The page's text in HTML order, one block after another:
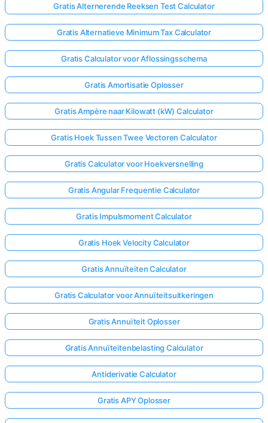
Gratis Alternerende Reeksen Test Calculator
Gratis Alternatieve Minimum Tax Calculator
Gratis Calculator voor Aflossingsschema
Gratis Amortisatie Oplosser
Gratis Ampère naar Kilowatt (kW) Calculator
Gratis Hoek Tussen Twee Vectoren Calculator
Gratis Calculator voor Hoekversnelling
Gratis Angular Frequentie Calculator
Gratis Impulsmoment Calculator
Gratis Hoek Velocity Calculator
Gratis Annuïteiten Calculator
Gratis Calculator voor Annuïteitsuitkeringen
Gratis Annuïteit Oplosser
Gratis Annuïteitenbelasting Calculator
Antiderivatie Calculator
Gratis APY Oplosser